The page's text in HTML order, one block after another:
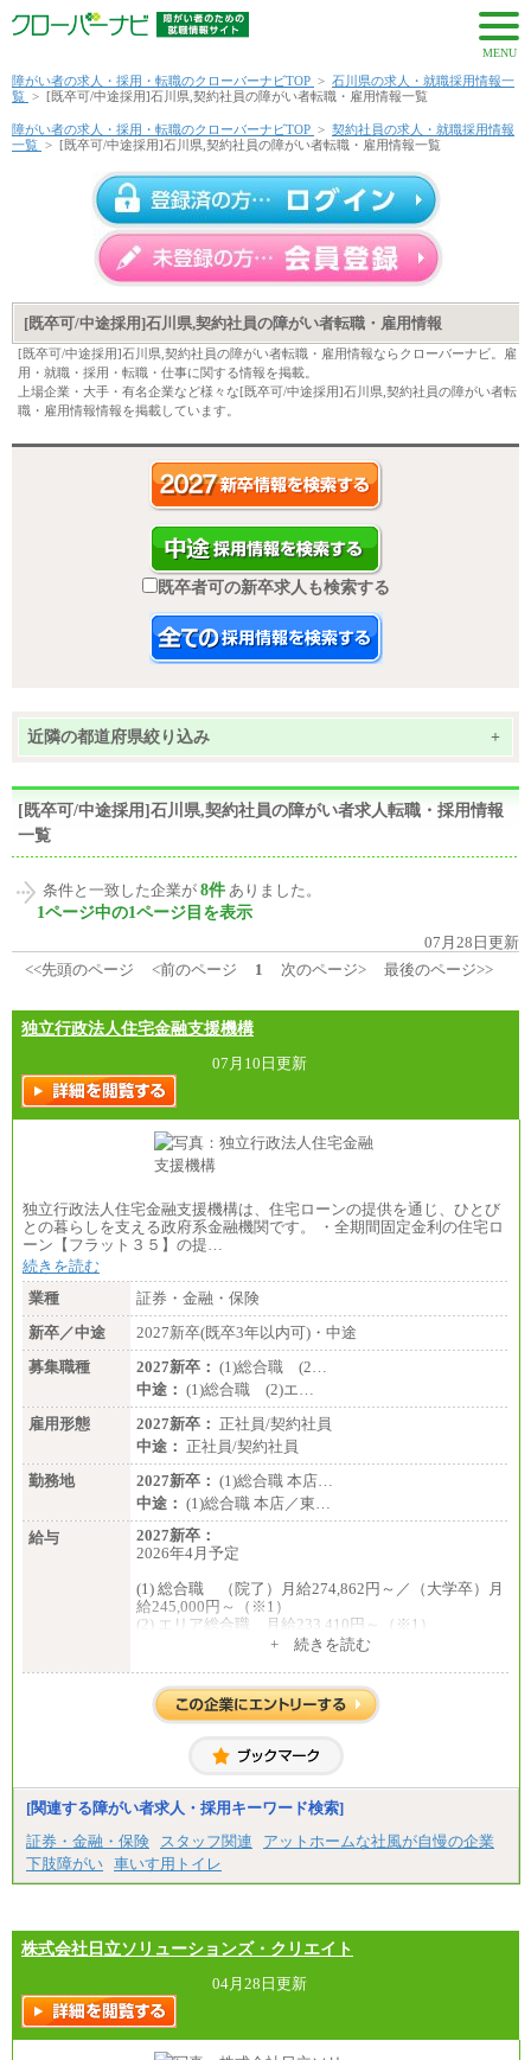
MENU
障がい者の求人・採用・転職のクローバーナビTOP > 石川県の求人・就職採用情報一
覧 > [既卒可/中途採用]石川県,契約社員の障がい者転職・雇用情報一覧
障がい者の求人・採用・転職のクローバーナビTOP > 契約社員の求人・就職採用情報
一覧 > [既卒可/中途採用]石川県,契約社員の障がい者転職・雇用情報一覧
[既卒可/中途採用]石川県,契約社員の障がい者転職・雇用情報
[既卒可/中途採用]石川県,契約社員の障がい者転職・雇用情報ならクローバーナビ。雇
用・就職・採用・転職・仕事に関する情報を掲載。
上場企業・大手・有名企業など様々な[既卒可/中途採用]石川県,契約社員の障がい者転
職・雇用情報情報を掲載しています。
既卒者可の新卒求人も検索する
近隣の都道府県絞り込み +
[既卒可/中途採用]石川県,契約社員の障がい者求人転職・採用情報
一覧
条件と一致した企業が 8件 ありました。
1ページ中の1ページ目を表示
07月28日更新
<<先頭のページ
<前のページ 1 次のページ> 最後のページ>>
独立行政法人住宅金融支援機構
07月10日更新
独立行政法人住宅金融支援機構は、住宅ローンの提供を通じ、ひとび
との暮らしを支える政府系金融機関です。 ・全期間固定金利の住宅ロ
ーン【フラット３５】の提…
続きを読む
業種
証券・金融・保険
新卒／中途
2027新卒(既卒3年以内可)・中途
募集職種
2027新卒： (1)総合職 (2…
中途： (1)総合職 (2)エ…
雇用形態
2027新卒： 正社員/契約社員
中途： 正社員/契約社員
勤務地
2027新卒： (1)総合職 本店…
中途： (1)総合職 本店／東…
給与
2027新卒：
2026年4月予定
(1) 総合職 （院了）月給274,862円～／（大学卒）月
給245,000円～（※1）
(2) エリア総合職 月給233,410円～（※1）
(3) アシスタントスタッフ 日給9,800円～12,500円
※１ 試用期間６か月（試用期間中も給与に変更
はございません）
※２ 勤務地により異なります
（1) 総合職 （院了）月給274,862円～／（大学卒）
月給245,000円～（※1）
(2) エリア総合職 月給233,410円～（※1）
(3) アシスタントスタッフ 日給9,800円～12,500円
（※2）
※１ 試用期間６か月（試用期間中も給与に変更
なし）
※２ 勤務地により異なる
+ 続きを読む
[関連する障がい者求人・採用キーワード検索]
証券・金融・保険
スタッフ関連
アットホームな社風が自慢の企業
下肢障がい 車いす用トイレ
株式会社日立ソリューションズ・クリエイト
04月28日更新